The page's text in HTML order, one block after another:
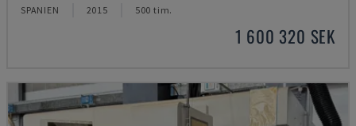
SPANIEN 2015 500 tim.
1 600 320 SEK